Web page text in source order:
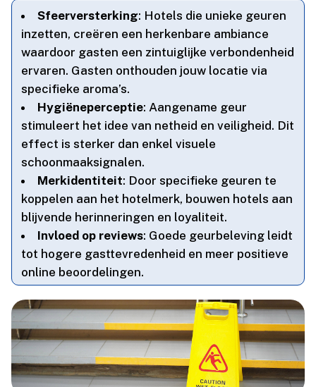
Sfeerversterking: Hotels die unieke geuren
inzetten, creëren een herkenbare ambiance
waardoor gasten een zintuiglijke verbondenheid
ervaren.​ Gasten onthouden jouw locatie via
specifieke aroma’s.​
Hygiëneperceptie: Aangename geur
stimuleert het idee van netheid en veiligheid.​ Dit
effect is sterker dan enkel visuele
schoonmaaksignalen.​
Merkidentiteit: Door specifieke geuren te
koppelen aan het hotelmerk, bouwen hotels aan
blijvende herinneringen en loyaliteit.​
Invloed op reviews: Goede geurbeleving leidt
tot hogere gasttevredenheid en meer positieve
online beoordelingen.​